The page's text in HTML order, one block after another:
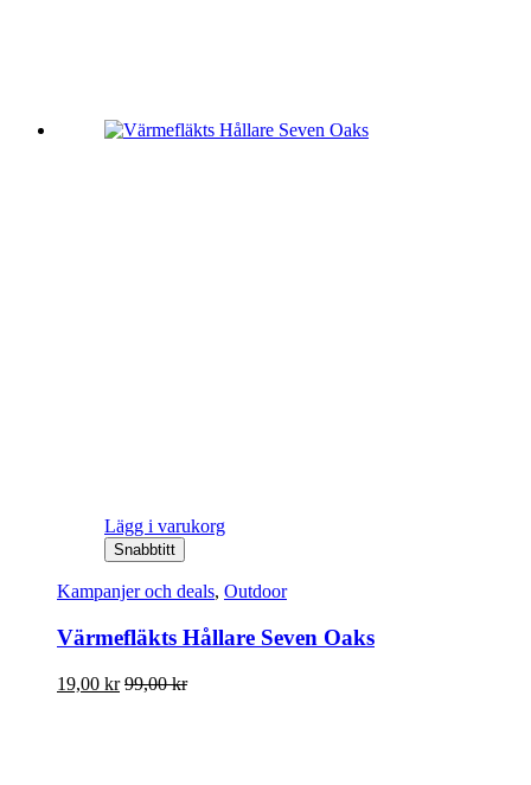
Lägg i varukorg
Snabbtitt
Kampanjer och deals, Outdoor
Värmefläkts Hållare Seven Oaks
19,00 kr 99,00kr